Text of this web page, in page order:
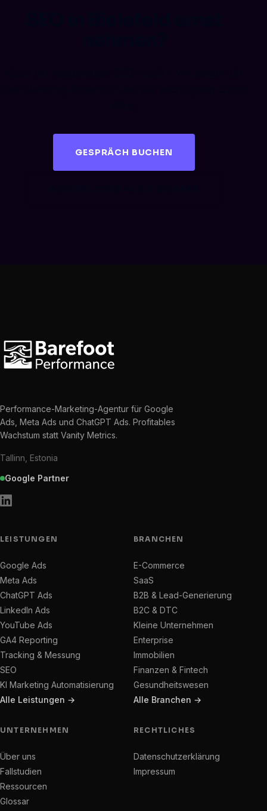
GESPRÄCH BUCHEN
Performance-Marketing-Agentur für Google
Ads, Meta Ads und ChatGPT Ads. Profitables
Wachstum statt Vanity Metrics.
Tallinn, Estonia
Google Partner
LEISTUNGEN
Google Ads
Meta Ads
ChatGPT Ads
LinkedIn Ads
YouTube Ads
GA4 Reporting
Tracking & Messung
SEO
KI Marketing Automatisierung
Alle Leistungen →
BRANCHEN
E-Commerce
SaaS
B2B & Lead-Generierung
B2C & DTC
Kleine Unternehmen
Enterprise
Immobilien
Finanzen & Fintech
Gesundheitswesen
Alle Branchen →
UNTERNEHMEN
Über uns
Fallstudien
Ressourcen
Glossar
RECHTLICHES
Datenschutzerklärung
Impressum